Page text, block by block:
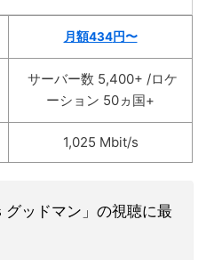
月額434円〜
サーバー数 5,400+ /ロケ
ーション 50ヵ国+
1,025 Mbit/s
グッドマン」の視聴に最